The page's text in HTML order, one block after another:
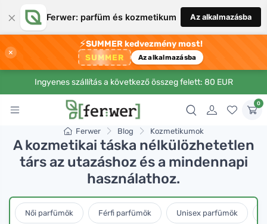
× Ferwer: parfüm és kozmetikum Az alkalmazásba
×
⚡SUMMER kedvezmény most!
SUMMER Az alkalmazásba
Ingyenes szállítás a következő összeg felett: 80 EUR
0
Ferwer Blog Kozmetikumok
A kozmetikai táska nélkülözhetetlen
társ az utazáshoz és a mindennapi
használathoz.
Női parfümök Férfi parfümök Unisex parfümök